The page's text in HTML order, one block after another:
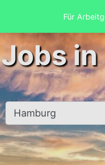
Für
Ort, Stadt